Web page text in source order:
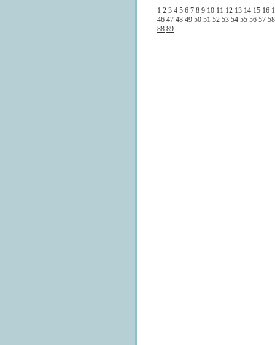
1 2 3 4 5 6 7 8 9 10 11 12 13 14 15 16
46 47 48 49 50 51 52 53 54 55 56 57 58
88 89